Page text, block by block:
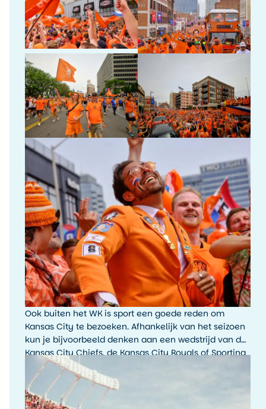
Ook buiten het WK is sport een goede reden om
Kansas City te bezoeken. Afhankelijk van het seizoen
kun je bijvoorbeeld denken aan een wedstrijd van de
Kansas City Chiefs, de Kansas City Royals of Sporting
Kansas City. De sfeer rondom een wedstrijddag, met
fans, tailgating en lokale trots, is typisch Amerikaans.